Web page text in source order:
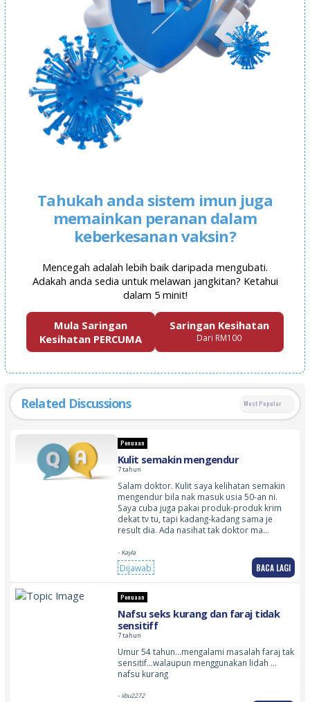
Tahukah anda sistem imun juga
memainkan peranan dalam
keberkesanan vaksin?
Mencegah adalah lebih baik daripada mengubati.
Adakah anda sedia untuk melawan jangkitan? Ketahui
dalam 5 minit!
Mula Saringan
Kesihatan PERCUMA
Saringan Kesihatan
Dari RM100
Related Discussions Most Popular
Penuaan
Kulit semakin mengendur
7 tahun
Salam doktor. Kulit saya kelihatan semakin
mengendur bila nak masuk usia 50-an ni.
Saya cuba juga pakai produk-produk krim
dekat tv tu, tapi kadang-kadang sama je
result dia. Ada nasihat tak doktor ma…
- Kayla
Dijawab BACA LAGI
Penuaan
Nafsu seks kurang dan faraj tidak
sensitiff
7 tahun
Umur 54 tahun…mengalami masalah faraj tak
sensitif…walaupun menggunakan lidah …
nafsu kurang
- iibu2272